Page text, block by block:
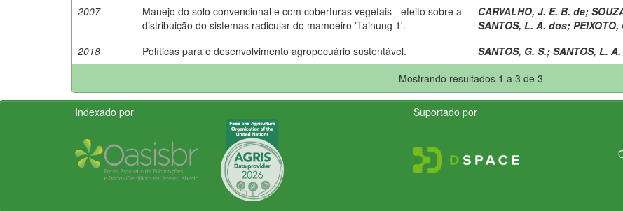
2007
Manejo do solo convencional e com coberturas vegetais - efeito sobre a
distribuição do sistemas radicular do mamoeiro 'Tainung 1'.
CARVALHO, J. E. B. de;
SANTOS, L. A. dos; PEIXOTO,
2018
Políticas para o desenvolvimento agropecuário sustentável. SANTOS, G. S.; SANTOS, L.
Mostrando resultados 1 a 3 de 3
Indexado por Suportado por